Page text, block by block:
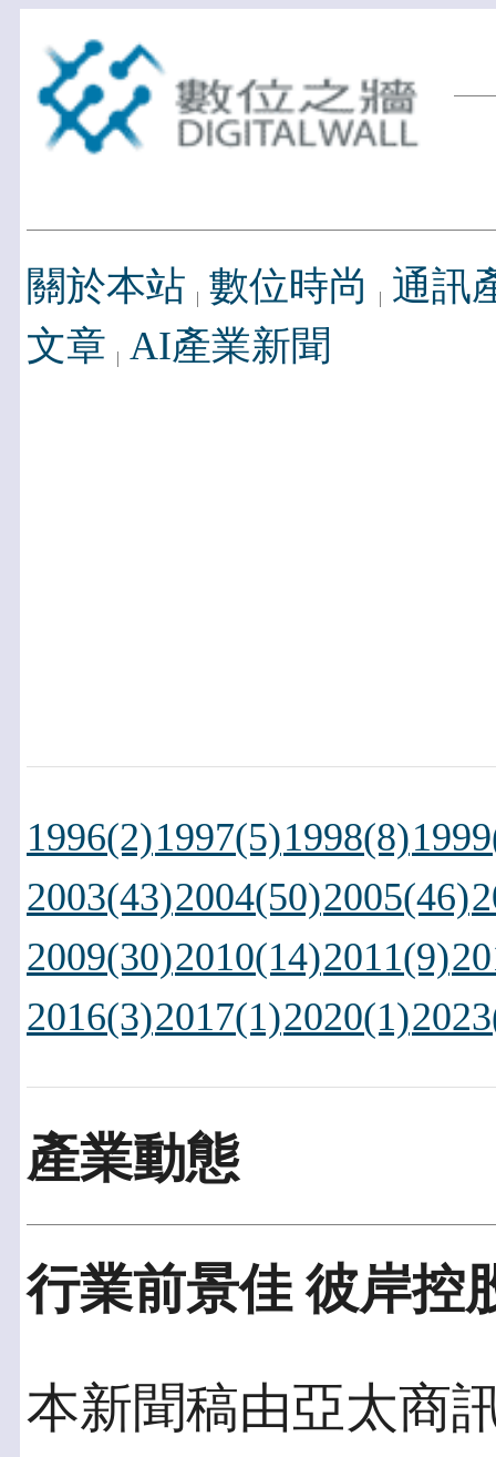
關於本站 數位時尚
通訊
文章 AI產業新聞
1996(2)1997(5)1998(8)
2003(43)2004(50)2005(46)
2009(30)2010(14)2011(9)
2016(3)2017(1)2020(1)
產業動態
行業前景佳 彼岸控
本新聞稿由亞太商